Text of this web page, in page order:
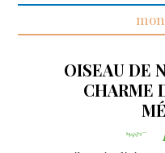
OISEAU DE
CHARME